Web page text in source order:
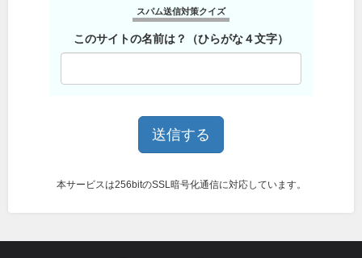
スパム送信対策クイズ
このサイトの名前は？（ひらがな４文字）
本サービスは256bitのSSL暗号化通信に対応しています。